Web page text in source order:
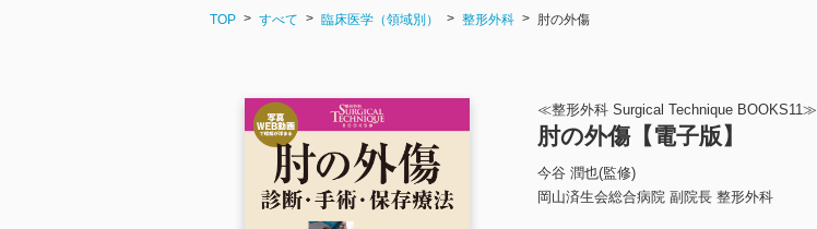
TOP すべて 臨床医学（領域別） 整形外科 肘の外傷
≪整形外科 Surgical Technique BOOKS11≫
肘の外傷【電子版】
今谷 潤也(監修)
岡山済生会総合病院 副院長 整形外科